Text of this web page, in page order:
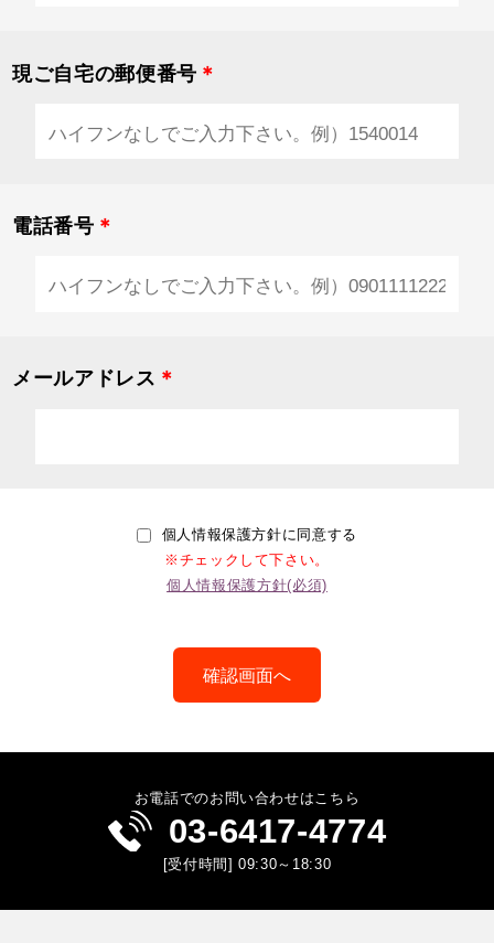
現ご自宅の郵便番号 ＊
電話番号 ＊
メールアドレス ＊
個人情報保護方針に同意する
※チェックして下さい。
個人情報保護方針(必須)
お電話でのお問い合わせはこちら
03-6417-4774
[受付時間] 09:30～18:30